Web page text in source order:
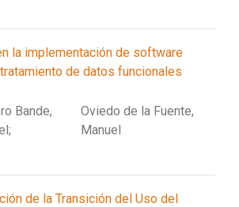
la implementación de software
de datos funcionales
Bande,
Oviedo de la Fuente,
Manuel
de la Transición del Uso del